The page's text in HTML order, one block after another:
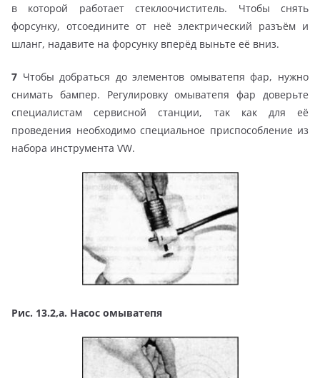
в которой работает стеклоочиститель. Чтобы снять
форсунку, отсоедините от неё электрический разъём и
шланг, надавите на форсунку вперёд выньте её вниз.
7 Чтобы добраться до элементов омыватепя фар, нужно
снимать бампер. Регулировку омыватепя фар доверьте
специалистам сервисной станции, так как для её
проведения необходимо специальное приспособление из
набора инструмента VW.
Рис. 13.2,а. Насос омыватепя